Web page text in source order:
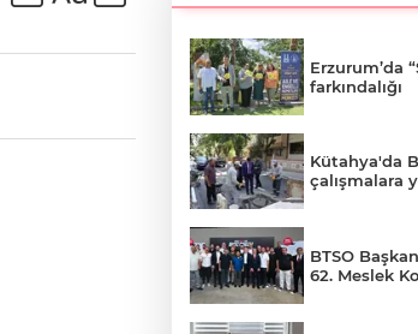
Erzurum’da
farkındalığı
Kütahya'da
çalışmalara
BTSO
62. Meslek